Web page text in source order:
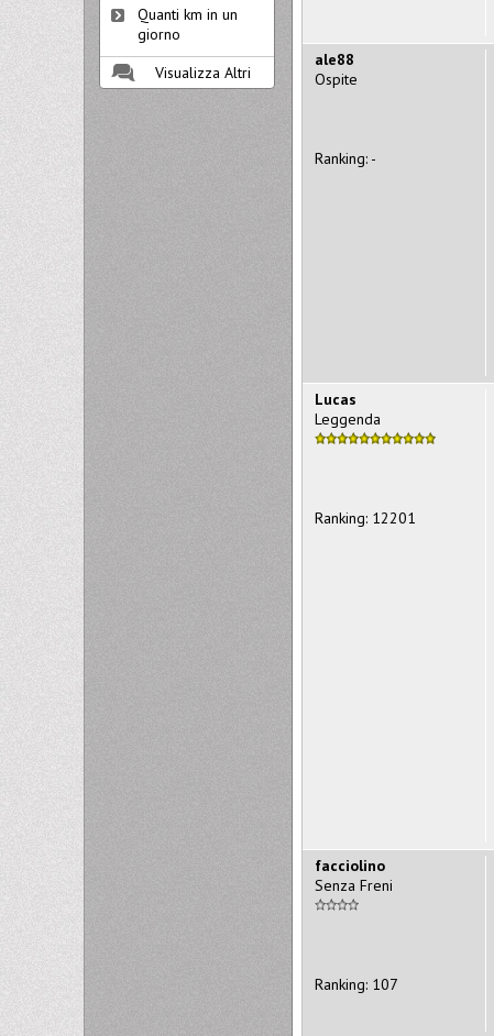
ale88
Ospite
Ranking: -
Lucas
Leggenda
Ranking: 12201
facciolino
Senza Freni
Ranking: 107
Quanti km in un
giorno
Visualizza Altri